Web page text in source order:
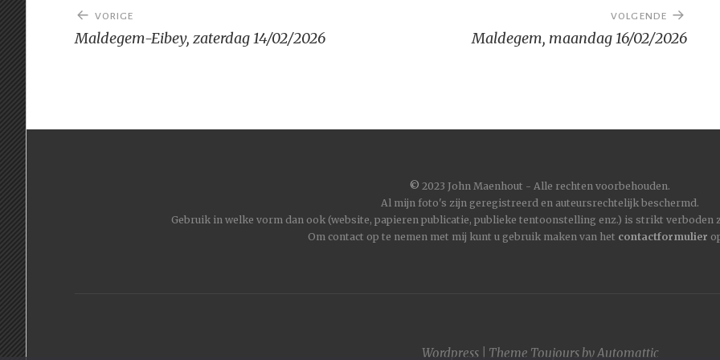
Bericht
navigatie
VORIGE
Maldegem-Eibey, zaterdag 14/02/2026
VOLGENDE
Maldegem, maandag 16/02/2026
© 2023 John Maenhout - Alle rechten voorbehouden.
Al mijn foto's zijn geregistreerd en auteursrechtelijk beschermd.
Gebruik in welke vorm dan ook (website, papieren publicatie, publieke tentoonstelling enz.) is strikt
Om contact op te nemen met mij kunt u gebruik maken van het contactformulier
Wordpress| Theme ToujoursbyAutomattic